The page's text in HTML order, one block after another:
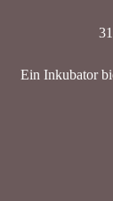
Ein Inkubator